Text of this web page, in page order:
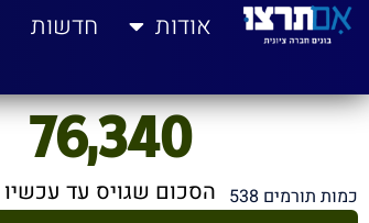
לתוכן אודות חדשות
הסכום שגויס עד עכשיו
76,340
כמות תורמים 538